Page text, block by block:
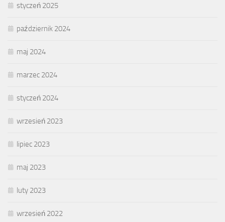
styczeń 2025
październik 2024
maj 2024
marzec 2024
styczeń 2024
wrzesień 2023
lipiec 2023
maj 2023
luty 2023
wrzesień 2022